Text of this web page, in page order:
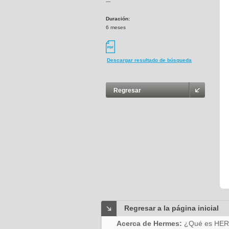
---
Duración:
6 meses
Descargar resultado de búsqueda
Regresar
Regresar a la página inicial
Acerca de Hermes: ¿Qué es